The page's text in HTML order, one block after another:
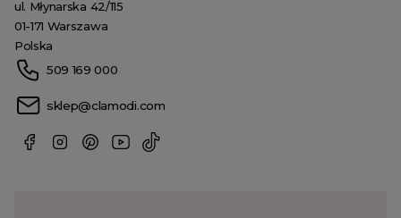
ul. Młynarska 42/115
01-171 Warszawa
Polska
509 169 000
sklep@clamodi.com